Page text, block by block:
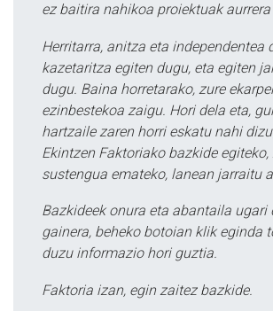
ez baitira nahikoa proiektuak
Herritarra, anitza eta independentea
kazetaritza egiten dugu, eta egiten
dugu. Baina horretarako, zure
ezinbestekoa zaigu. Hori dela eta,
hartzaile zaren horri eskatu nahi
Ekintzen Faktoriako bazkide egiteko,
sustengua emateko, lanean jarraitu
Bazkideek onura eta abantaila ugari
gainera, beheko botoian klik eginda
duzu informazio hori guztia.
Faktoria izan, egin zaitez bazkide.